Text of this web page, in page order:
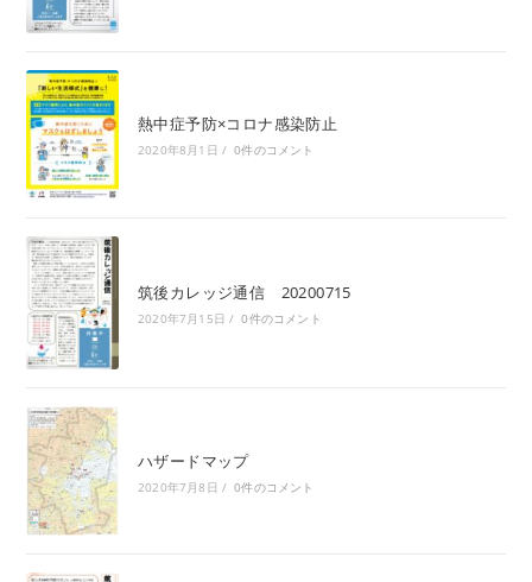
熱中症予防×コロナ感染防止
2020年8月1日 / 0件のコメント
筑後カレッジ通信 20200715
2020年7月15日 / 0件のコメント
ハザードマップ
2020年7月8日 / 0件のコメント